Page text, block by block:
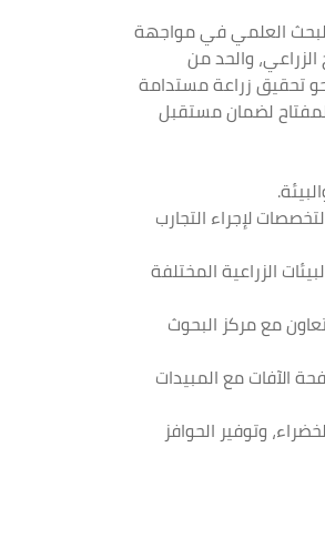
العلمي في مواجهة
الزراعي، والحد من
تحقيق زراعة مستدامة
لضمان مستقبل
لإجراء التجارب
الزراعية المختلفة
مع مركز البحوث
الآفات مع المبيدات
وتوفير الحوافز